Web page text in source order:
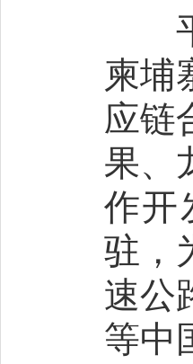
平
柬埔
应链
果、
作开
驻，
速公
等中